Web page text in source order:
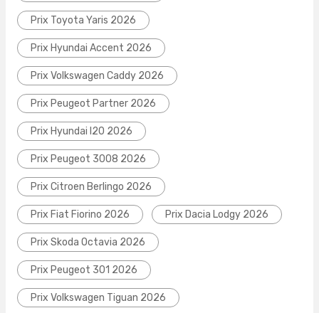
Prix Toyota Yaris 2026
Prix Hyundai Accent 2026
Prix Volkswagen Caddy 2026
Prix Peugeot Partner 2026
Prix Hyundai I20 2026
Prix Peugeot 3008 2026
Prix Citroen Berlingo 2026
Prix Fiat Fiorino 2026 Prix Dacia Lodgy 2026
Prix Skoda Octavia 2026
Prix Peugeot 301 2026
Prix Volkswagen Tiguan 2026